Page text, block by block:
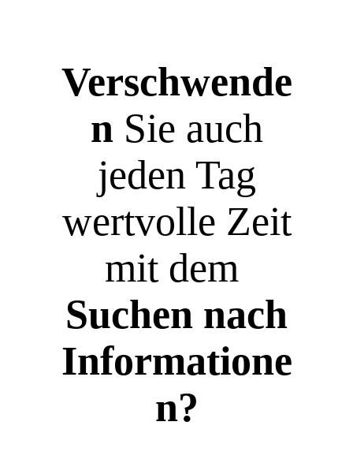
Verschwende
nSie auch
jeden Tag
wertvolle Zeit
mit dem
Suchen nach
Informatione
n?